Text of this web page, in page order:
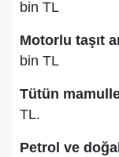
bin TL
Motorlu taşıt
bin TL
Tütün
TL.
Petrol ve